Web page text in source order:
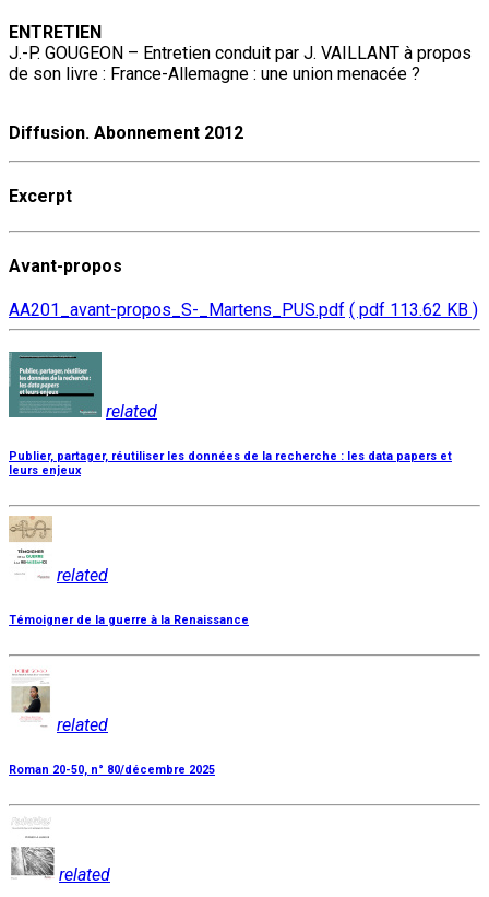
ENTRETIEN
J.-P. GOUGEON – Entretien conduit par J. VAILLANT à propos
de son livre : France-Allemagne : une union menacée ?
Diffusion. Abonnement 2012
Excerpt
Avant-propos
AA201_avant-propos_S-_Martens_PUS.pdf ( pdf 113.62 KB )
related
Publier, partager, réutiliser les données de la recherche : les data papers et
leurs enjeux
related
Témoigner de la guerre à la Renaissance
related
Roman 20-50, n° 80/décembre 2025
related